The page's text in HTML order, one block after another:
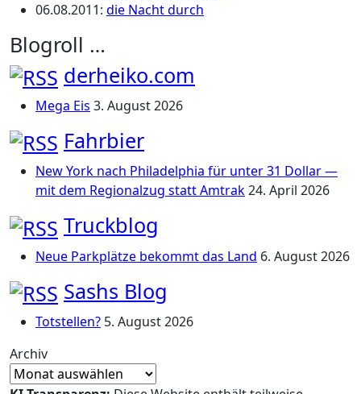
06.08.2011: die Nacht durch
Blogroll …
derheiko.com
Mega Eis 3. August 2026
Fahrbier
New York nach Philadelphia für unter 31 Dollar —
mit dem Regionalzug statt Amtrak24. April 2026
Truckblog
Neue Parkplätze bekommt das Land 6. August 2026
Sashs Blog
Totstellen? 5. August 2026
Archiv